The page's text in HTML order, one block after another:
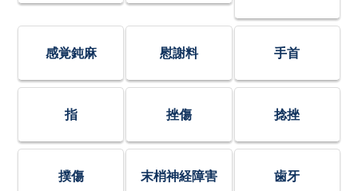
感覚鈍麻 慰謝料 手首
指 挫傷 捻挫
撲傷 末梢神経障害 歯牙